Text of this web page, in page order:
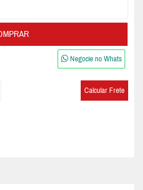
Negocie no Whats